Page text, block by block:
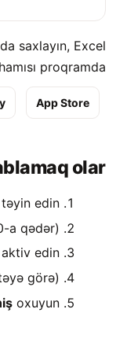
saxlayın, Excel
proqramda.
App Store
olar
edin.
a qədər).
aktiv edin.
(İstəyə görə)
oxuyun.